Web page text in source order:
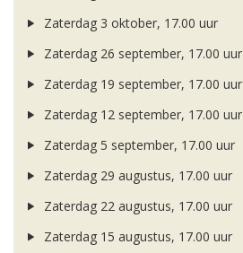
Zaterdag 3 oktober, 17.00 uur
Zaterdag 26 september, 17.00 uur
Zaterdag 19 september, 17.00 uur
Zaterdag 12 september, 17.00 uur
Zaterdag 5 september, 17.00 uur
Zaterdag 29 augustus, 17.00 uur
Zaterdag 22 augustus, 17.00 uur
Zaterdag 15 augustus, 17.00 uur